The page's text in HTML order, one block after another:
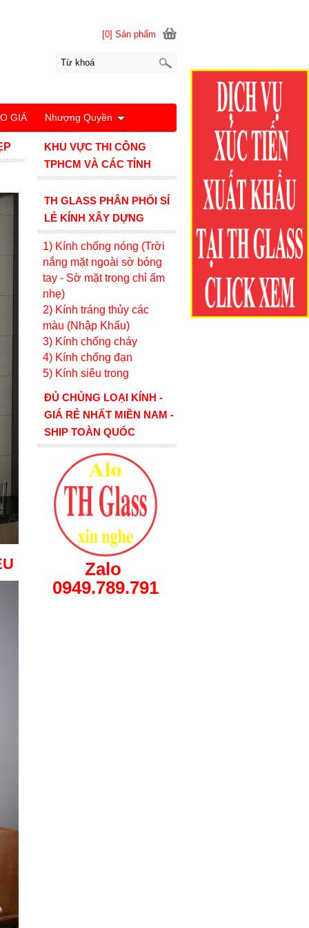
KHU VỰC THI CÔNG
TPHCM VÀ CÁC TỈNH
TH GLASS PHÂN PHỐI SỈ
LẺ KÍNH XÂY DỰNG
1) Kính chống nóng (Trời
nắng mặt ngoài sờ bỏng
tay - Sờ mặt trong chỉ ấm
nhẹ)
2) Kính tráng thủy các
màu (Nhập Khẩu)
3) Kính chống cháy
4) Kính chống đạn
5) Kính siêu trong
ĐỦ CHỦNG LOẠI KÍNH -
GIÁ RẺ NHẤT MIỀN NAM -
SHIP TOÀN QUỐC
Zalo
0949.789.791
[0] Sản phẩm
GIÁ Nhượng Quyền